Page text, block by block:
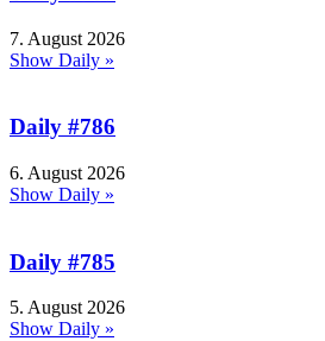
7. August 2026
Show Daily »
Daily #786
6. August 2026
Show Daily »
Daily #785
5. August 2026
Show Daily »